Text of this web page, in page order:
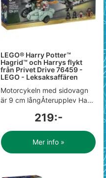
LEGO® Harry Potter™
Hagrid™ och Harrys flykt
från Privet Drive 76459 -
LEGO - Leksaksaffären
Motorcykeln med sidovagn
är 9 cm långÅterupplev Ha...
219:-
Mer info »